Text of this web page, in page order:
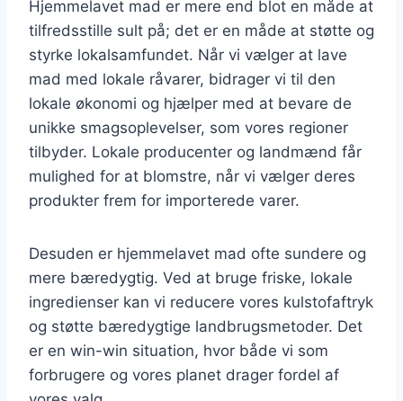
Hjemmelavet mad er mere end blot en måde at
tilfredsstille sult på; det er en måde at støtte og
styrke lokalsamfundet. Når vi vælger at lave
mad med lokale råvarer, bidrager vi til den
lokale økonomi og hjælper med at bevare de
unikke smagsoplevelser, som vores regioner
tilbyder. Lokale producenter og landmænd får
mulighed for at blomstre, når vi vælger deres
produkter frem for importerede varer.
Desuden er hjemmelavet mad ofte sundere og
mere bæredygtig. Ved at bruge friske, lokale
ingredienser kan vi reducere vores kulstofaftryk
og støtte bæredygtige landbrugsmetoder. Det
er en win-win situation, hvor både vi som
forbrugere og vores planet drager fordel af